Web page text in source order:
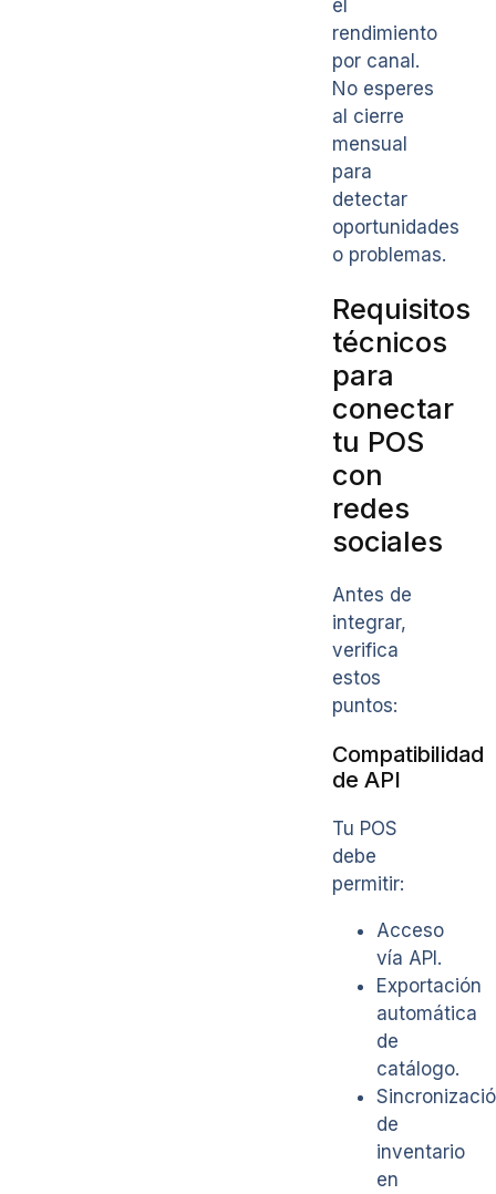
el
rendimiento
por canal.
No esperes
al cierre
mensual
para
detectar
oportunidades
o problemas.
Requisitos
técnicos
para
conectar
tu POS
con
redes
sociales
Antes de
integrar,
verifica
estos
puntos:
Compatibilidad
de API
Tu POS
debe
permitir:
Acceso
vía API.
Exportación
automática
de
catálogo.
de
inventario
en